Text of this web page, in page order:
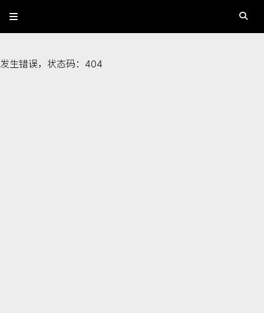
发生错误，状态码： 404